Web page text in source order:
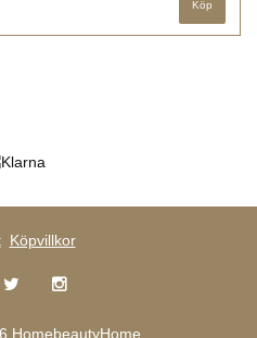
Köpvillkor
HomebeautyHome